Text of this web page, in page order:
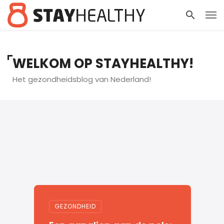
WELKOM OP STAYHEALTHY!
Het gezondheidsblog van Nederland!
GEZONDHEID